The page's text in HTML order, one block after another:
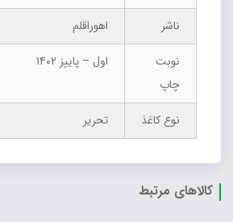
ناشر
اهوراقلم
نوبت
چاپ
اول – پاییز 1402
نوع کاغذ تحریر
کالاهای مرتبط